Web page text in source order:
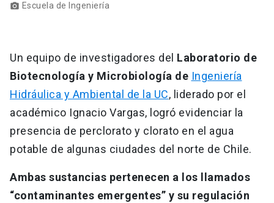
photo_camera Escuela de Ingeniería
Un equipo de investigadores del Laboratorio de
Biotecnología y Microbiología de Ingeniería
Hidráulica y Ambiental de la UC, liderado por el
académico Ignacio Vargas, logró evidenciar la
presencia de perclorato y clorato en el agua
potable de algunas ciudades del norte de Chile.
Ambas sustancias pertenecen a los llamados
“contaminantes emergentes” y su regulación